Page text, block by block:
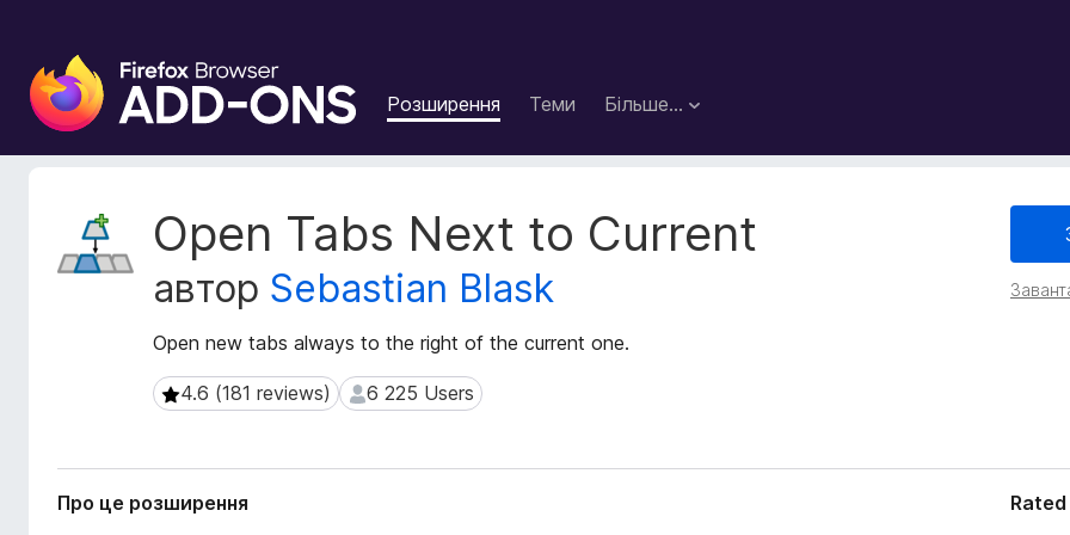
Д
о
д
а
Розширення Теми Більше…
Open Tabs Next to Current
автор Sebastian Blask
Open new tabs always to the right of the current one.
4.6 (181 reviews)
4.6 (181 reviews) 6 225 Users
6 225 Users
т
з
ш
и
Про це розширення